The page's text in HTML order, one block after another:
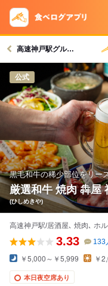
高速神戸駅グルメへ
公式
黒毛和牛の稀少部位をリー
厳選和牛 焼肉 犇屋
(ひしめきや)
高速神戸駅/居酒屋､ 焼肉､ ホ
3.33 133
￥5,000～￥5,999 ￥
本日夜空席あり
コ
戻る
クー